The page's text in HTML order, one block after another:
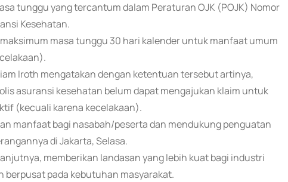
tunggu yang tercantum dalam Peraturan OJK (POJK) Nomor
Kesehatan.
masa tunggu 30 hari kalender untuk manfaat umum
Iroth mengatakan dengan ketentuan tersebut artinya,
asuransi kesehatan belum dapat mengajukan klaim untuk
(kecuali karena kecelakaan).
manfaat bagi nasabah/peserta dan mendukung penguatan
di Jakarta, Selasa.
memberikan landasan yang lebih kuat bagi industri
berpusat pada kebutuhan masyarakat.